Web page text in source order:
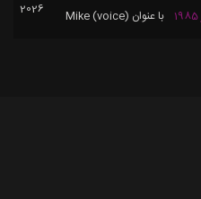
با عنوان Mike (voice)
2026